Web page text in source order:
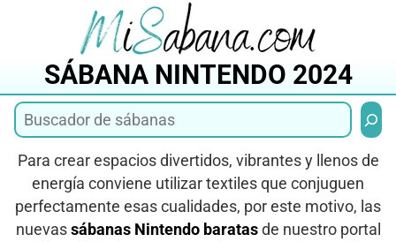
SÁBANA NINTENDO 2024
Para crear espacios divertidos, vibrantes y llenos de
energía conviene utilizar textiles que conjuguen
perfectamente esas cualidades, por este motivo, las
nuevas sábanas Nintendo baratasde nuestro portal